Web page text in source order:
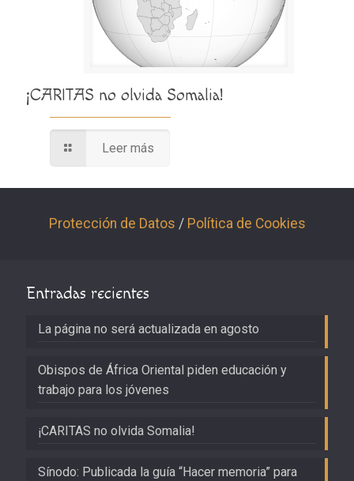
¡CARITAS no olvida Somalia!
Leer más
Protección de Datos / Política de Cookies
Entradas recientes
La página no será actualizada en agosto
Obispos de África Oriental piden educación y
trabajo para los jóvenes
¡CARITAS no olvida Somalia!
Sínodo: Publicada la guía “Hacer memoria” para